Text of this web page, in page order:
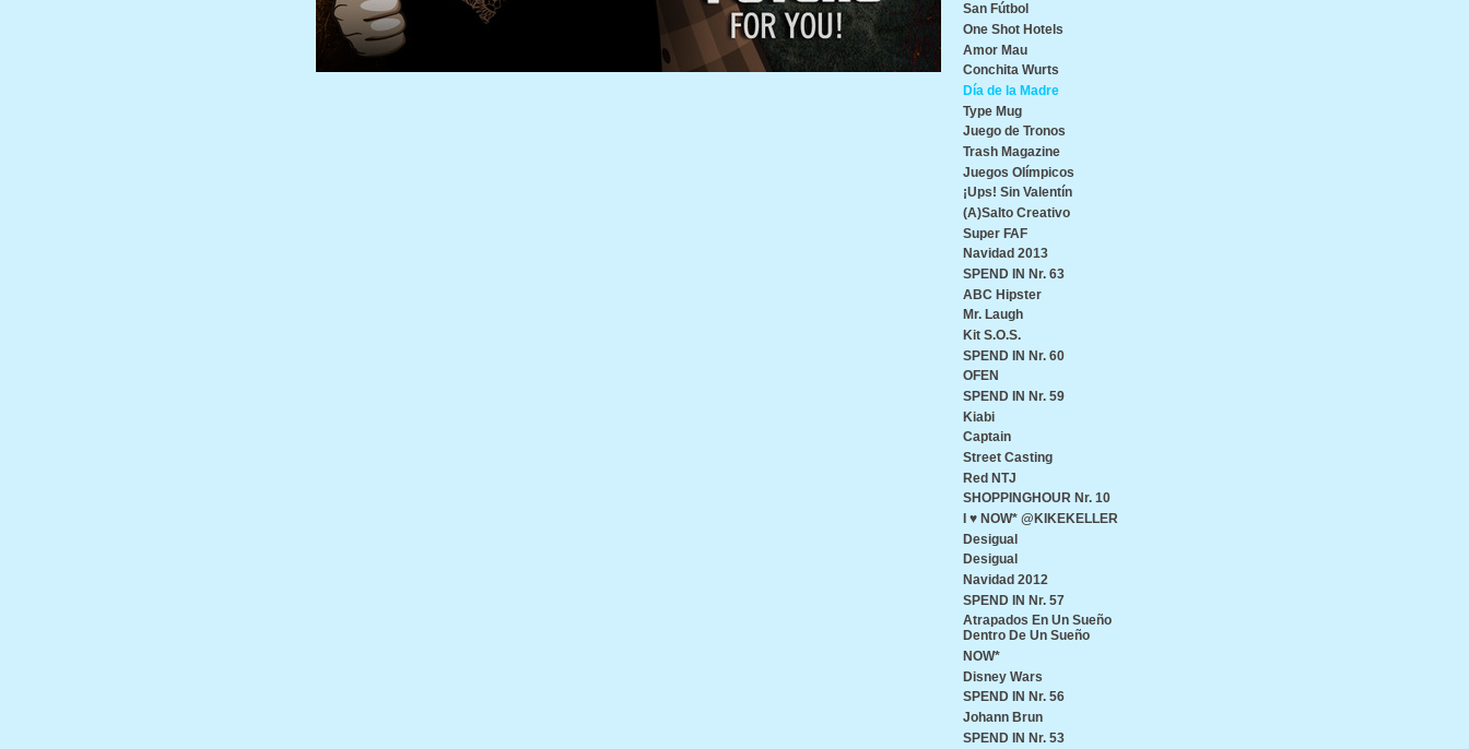
San Fútbol
One Shot Hotels
Amor Mau
Conchita Wurts
Día de la Madre
Type Mug
Juego de Tronos
Trash Magazine
Juegos Olímpicos
¡Ups! Sin Valentín
(A)Salto Creativo
Super FAF
Navidad 2013
SPEND IN Nr. 63
ABC Hipster
Mr. Laugh
Kit S.O.S.
SPEND IN Nr. 60
OFEN
SPEND IN Nr. 59
Kiabi
Captain
Street Casting
Red NTJ
SHOPPINGHOUR Nr. 10
I ♥ NOW* @KIKEKELLER
Desigual
Desigual
Navidad 2012
SPEND IN Nr. 57
Atrapados En Un Sueño
Dentro De Un Sueño
NOW*
Disney Wars
SPEND IN Nr. 56
Johann Brun
SPEND IN Nr. 53